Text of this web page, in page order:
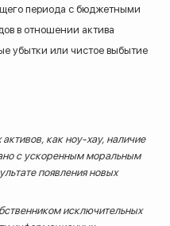
периода с бюджетными
в отношении актива
убытки или чистое выбытие
как ноу-хау, наличие
с ускоренным моральным
появления новых
исключительных